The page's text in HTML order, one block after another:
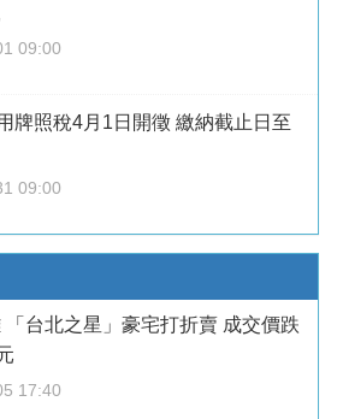
09:00
牌照稅4月1日開徵 繳納截止日至
09:00
「台北之星」豪宅打折賣 成交價跌
17:40